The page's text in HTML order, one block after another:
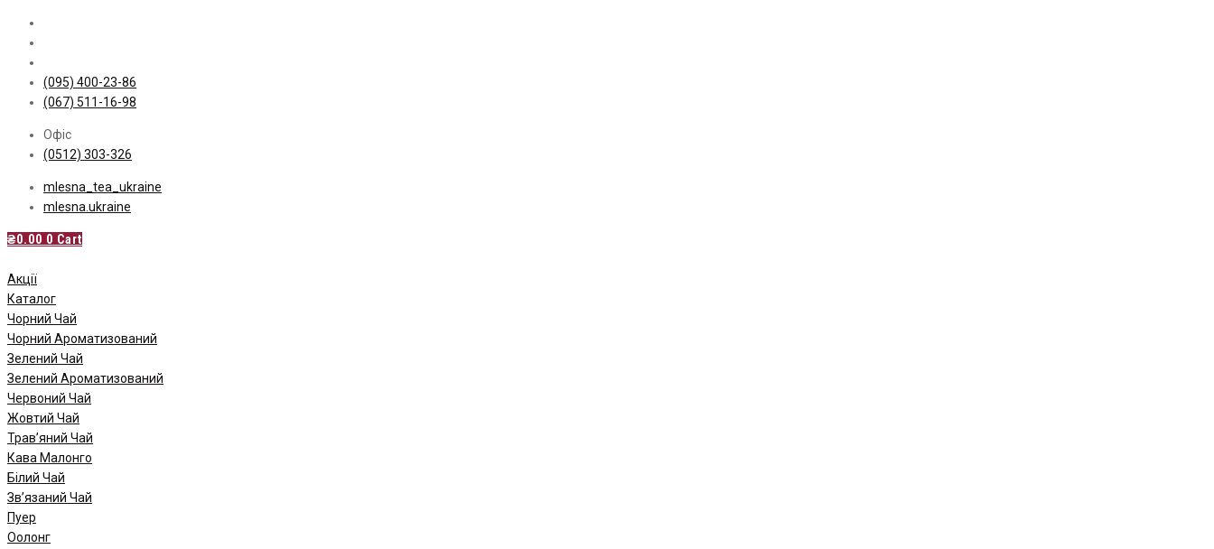
Skip
content
(095) 400-23-86
(067) 511-16-98
Офіс
(0512) 303-326
mlesna_tea_ukraine
mlesna.ukraine
₴0.00 0 Cart
Акції
Каталог
Чорний Чай
Чорний Ароматизований
Зелений Чай
Зелений Ароматизований
Червоний Чай
Жовтий Чай
Трав’яний Чай
Кава Малонго
Білий Чай
Зв’язаний Чай
Пуер
Oолонг